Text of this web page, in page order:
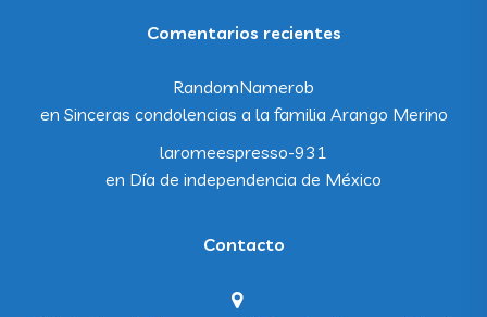
Comentarios recientes
RandomNamerob
en Sinceras condolencias a la familia Arango Merino
laromeespresso-931
en Día de independencia de México
Contacto